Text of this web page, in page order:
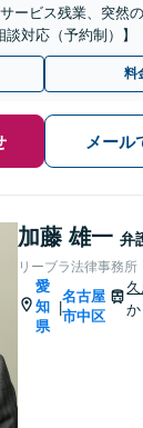
ービス残業、突然
対応（予約制）】
料
メール
加藤 雄一 弁
リーブラ法律事務所
愛
知
県
|
名古屋
市中区